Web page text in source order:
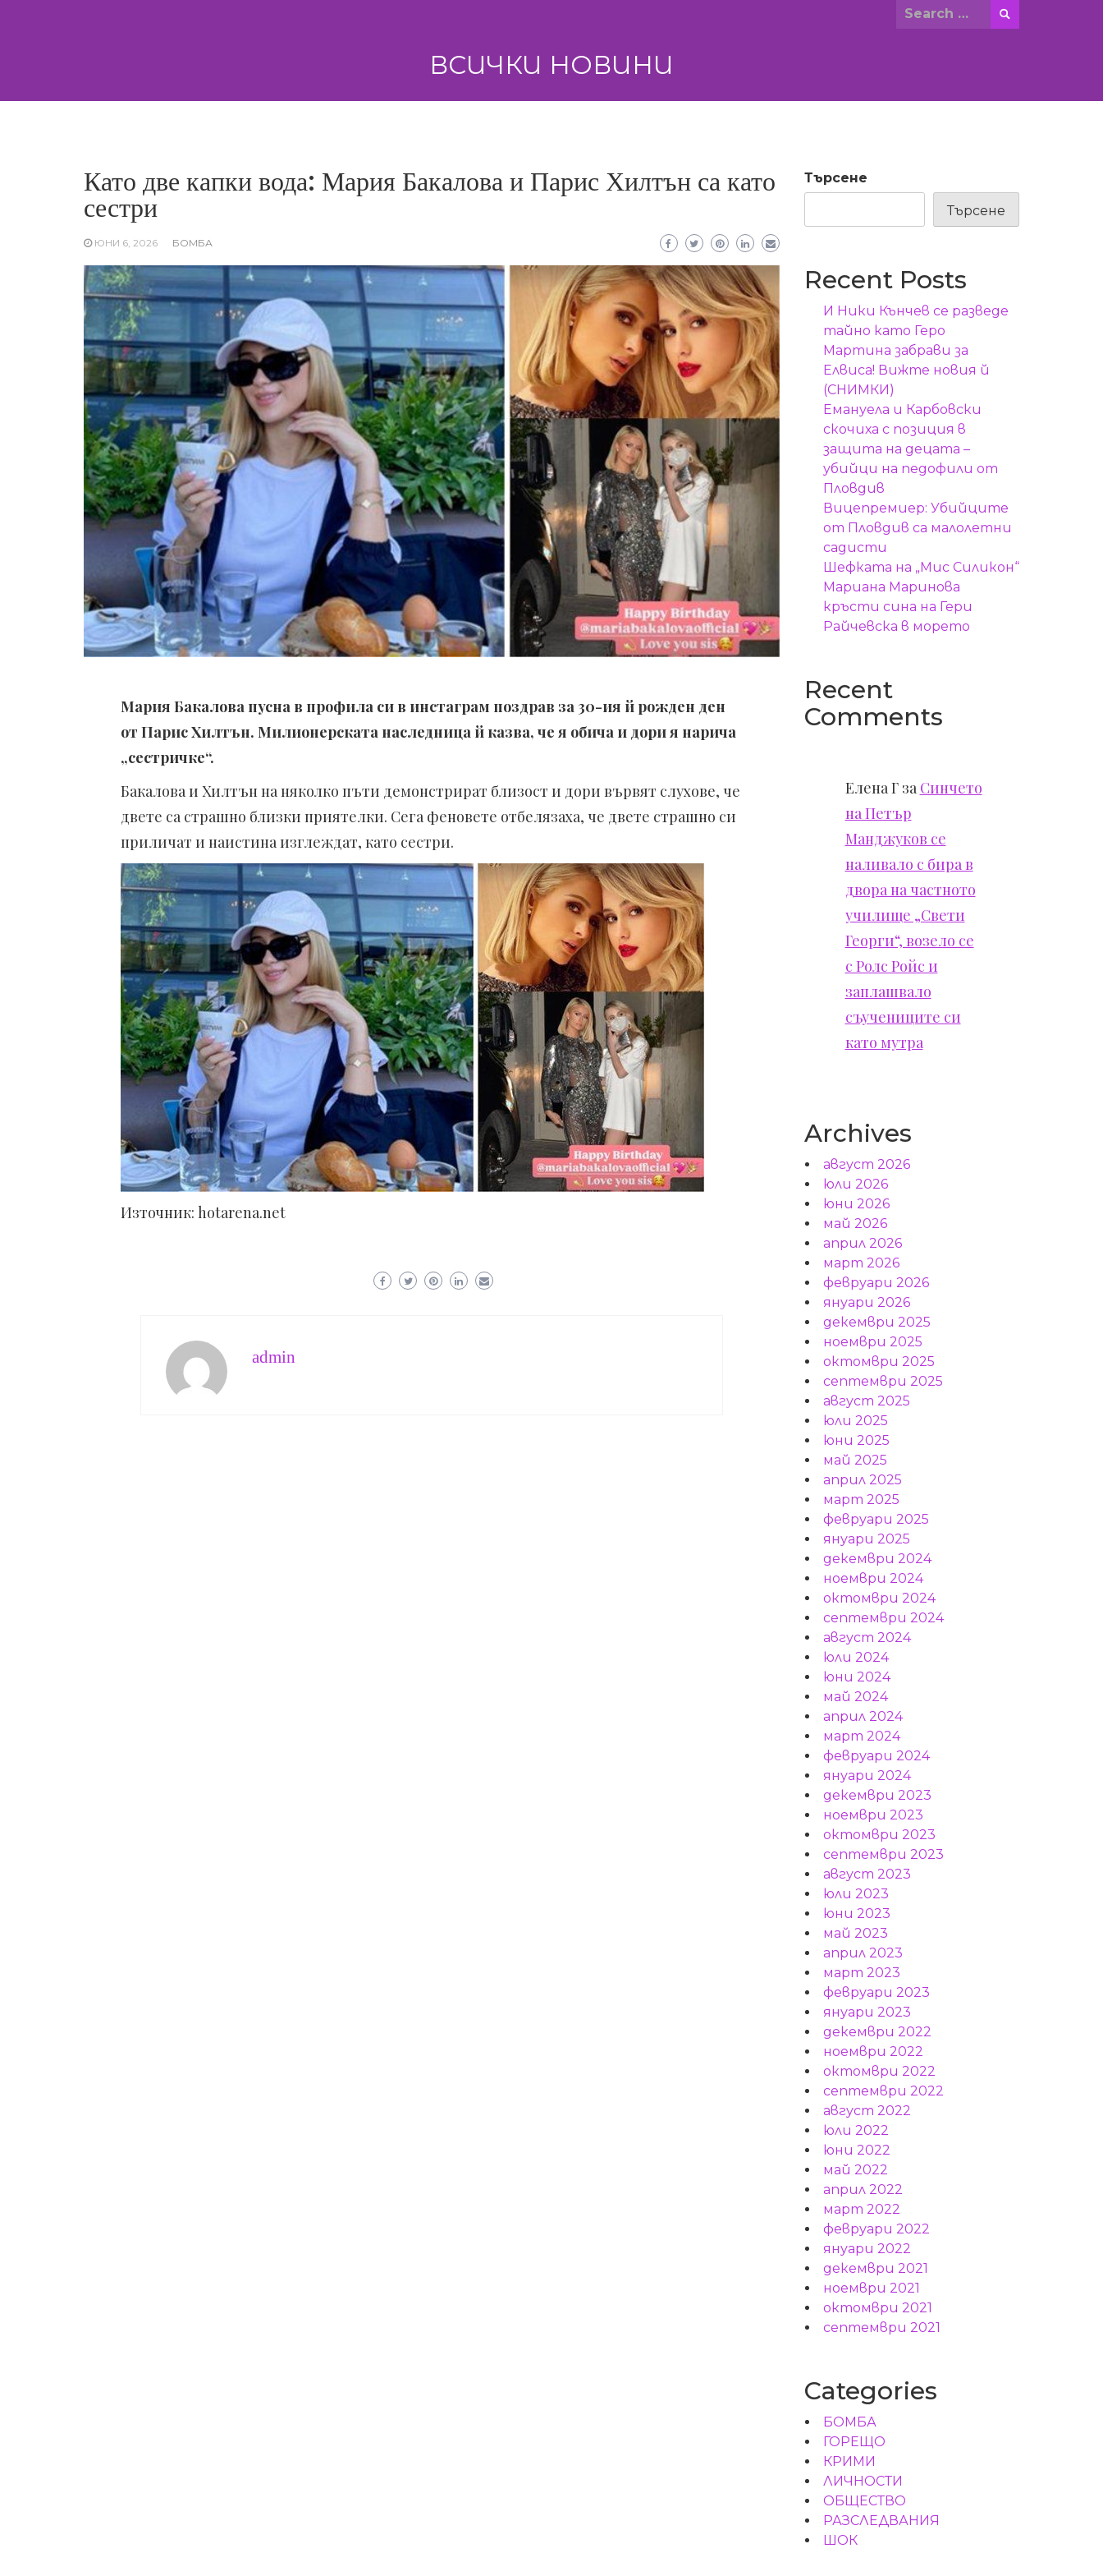
Search
ВСИЧКИ НОВИНИ
Като две капки вода: Мария Бакалова и Парис Хилтън са като
сестри
ЮНИ 6, 2026 БОМБА
Мария Бакалова пусна в профила си в инстаграм поздрав за 30-ия й рожден ден
от Парис Хилтън. Милионерската наследница й казва, че я обича и дори я нарича
„сестричке“.
Бакалова и Хилтън на няколко пъти демонстрират близост и дори вървят слухове, че
двете са страшно близки приятелки. Сега феновете отбелязаха, че двете страшно си
приличат и наистина изглеждат, като сестри.
Източник: hotarena.net
admin
Търсене
Търсене
Recent Posts
И Ники Кънчев се разведе
тайно като Геро
Мартина забрави за
Елвиса! Вижте новия й
(СНИМКИ)
Емануела и Карбовски
скочиха с позиция в
защита на децата –
убийци на педофили от
Пловдив
Вицепремиер: Убийците
от Пловдив са малолетни
садисти
Шефката на „Мис Силикон“
Мариана Маринова
кръсти сина на Гери
Райчевска в морето
Recent
Comments
Елена Гза Синчето
на Петър
Манджуков се
наливало с бира в
двора на частното
училище „Свети
Георги“, возело се
с Ролс Ройс и
заплашвало
съучениците си
като мутра
Archives
август 2026
юли 2026
юни 2026
май 2026
април 2026
март 2026
февруари 2026
януари 2026
декември 2025
ноември 2025
октомври 2025
септември 2025
август 2025
юли 2025
юни 2025
май 2025
април 2025
март 2025
февруари 2025
януари 2025
декември 2024
ноември 2024
октомври 2024
септември 2024
август 2024
юли 2024
юни 2024
май 2024
април 2024
март 2024
февруари 2024
януари 2024
декември 2023
ноември 2023
октомври 2023
септември 2023
август 2023
юли 2023
юни 2023
май 2023
април 2023
март 2023
февруари 2023
януари 2023
декември 2022
ноември 2022
октомври 2022
септември 2022
август 2022
юли 2022
юни 2022
май 2022
април 2022
март 2022
февруари 2022
януари 2022
декември 2021
ноември 2021
октомври 2021
септември 2021
Categories
БОМБА
ГОРЕЩО
КРИМИ
ЛИЧНОСТИ
ОБЩЕСТВО
РАЗСЛЕДВАНИЯ
ШОК